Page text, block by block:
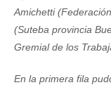
Amichetti
(Suteba provincia
Gremial de los
En la primera fila